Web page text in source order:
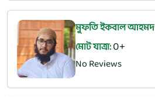
মুফতি ইকবাল আহমদ
মোট যাত্রা:0
No Reviews